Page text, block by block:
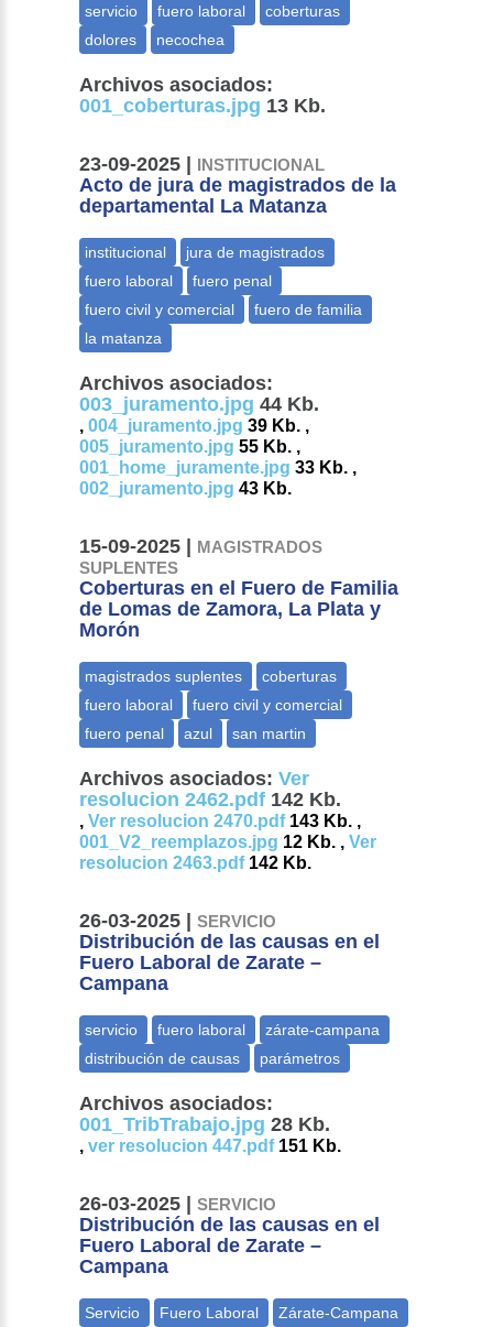
Archivos asociados:
001_coberturas.jpg 13 Kb.
23-09-2025 | INSTITUCIONAL
Acto de jura de magistrados de la
departamental La Matanza
Archivos asociados:
003_juramento.jpg 44 Kb.
,004_juramento.jpg 39 Kb. ,
005_juramento.jpg 55 Kb. ,
001_home_juramente.jpg 33 Kb. ,
002_juramento.jpg 43 Kb.
15-09-2025 |
MAGISTRADOS
SUPLENTES
Coberturas en el Fuero de Familia
de Lomas de Zamora, La Plata y
Morón
Archivos asociados: Ver
resolucion 2462.pdf 142 Kb.
,Ver resolucion 2470.pdf143 Kb. ,
001_V2_reemplazos.jpg 12 Kb. ,Ver
resolucion 2463.pdf142 Kb.
26-03-2025 |SERVICIO
Distribución de las causas en el
Fuero Laboral de Zarate –
Campana
Archivos asociados:
001_TribTrabajo.jpg 28 Kb.
,ver resolucion 447.pdf151 Kb.
26-03-2025 |SERVICIO
Distribución de las causas en el
Fuero Laboral de Zarate –
Campana